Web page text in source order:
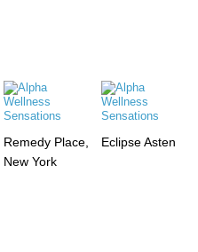
Remedy Place,
New York
Eclipse Asten